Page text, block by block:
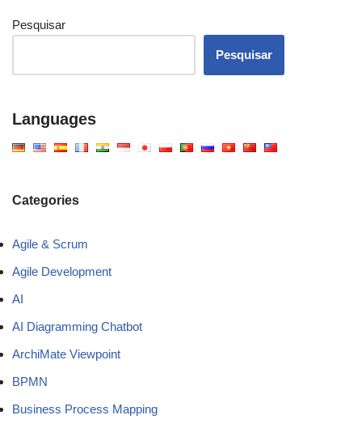
Pesquisar
Pesquisar
Languages
Categories
Agile & Scrum
Agile Development
AI
AI Diagramming Chatbot
ArchiMate Viewpoint
BPMN
Business Process Mapping